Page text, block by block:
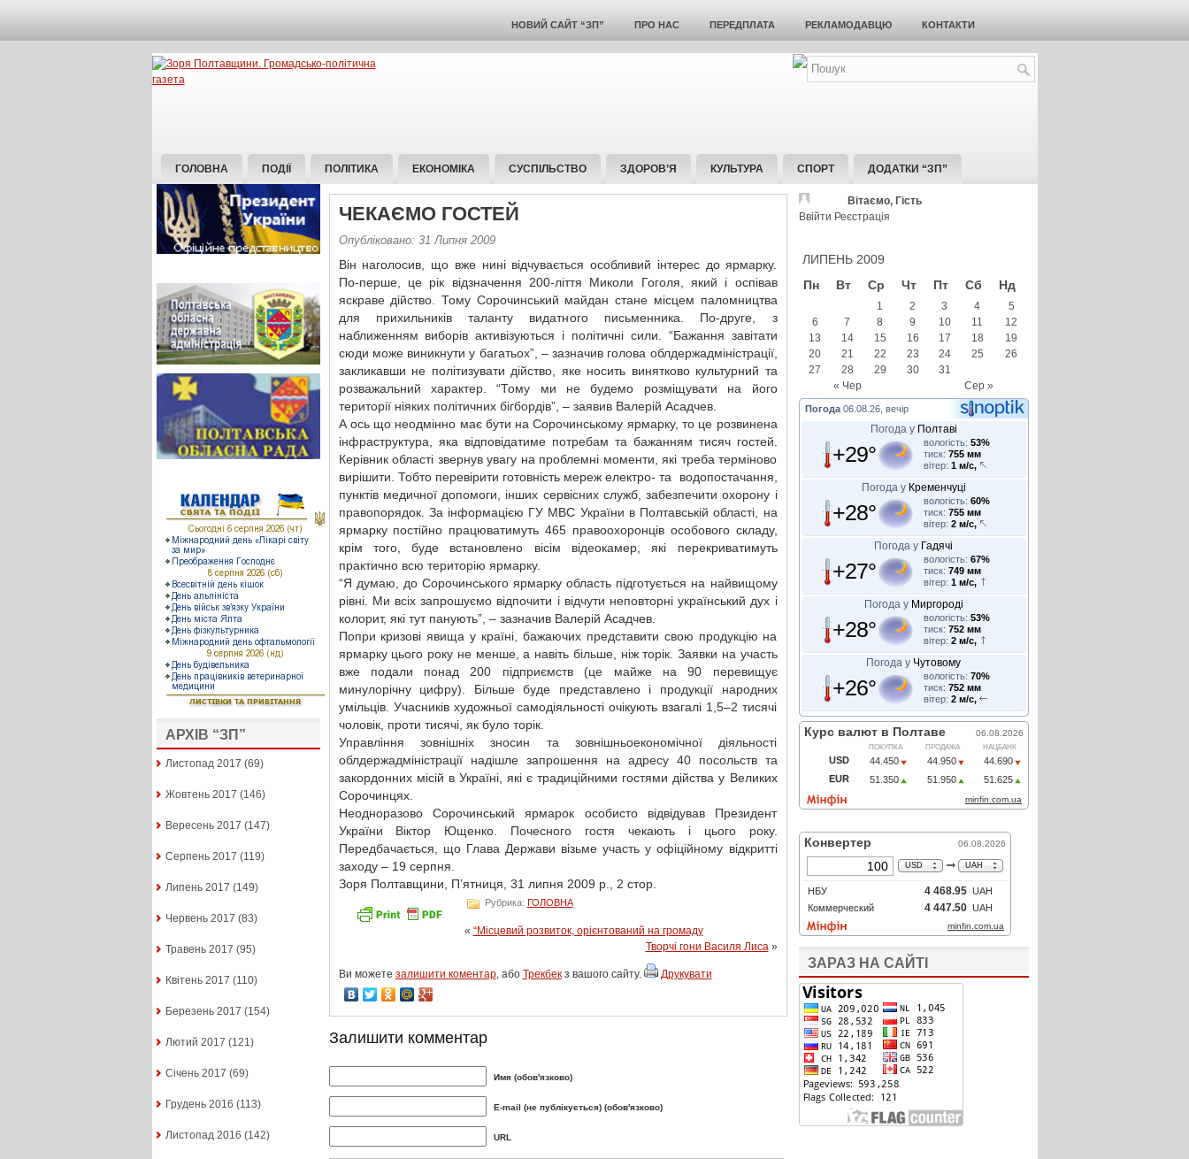
НОВИЙ САЙТ “ЗП” ПРО НАС ПЕРЕДПЛАТА РЕКЛАМОДАВЦЮ КОНТАКТИ
ГОЛОВНА ПОДІЇ ПОЛІТИКА ЕКОНОМІКА СУСПІЛЬСТВО ЗДОРОВ’Я КУЛЬТУРА СПОРТ ДОДАТКИ “ЗП”
АРХІВ “ЗП”
Листопад 2017 (69)
Жовтень 2017 (146)
Вересень 2017 (147)
Серпень 2017 (119)
Липень 2017 (149)
Червень 2017 (83)
Травень 2017 (95)
Квітень 2017 (110)
Березень 2017 (154)
Лютий 2017 (121)
Січень 2017 (69)
Грудень 2016 (113)
Листопад 2016 (142)
ЧЕКАЄМО ГОСТЕЙ
Опубліковано: 31 Липня 2009
Він наголосив, що вже нині відчувається особливий інтерес до ярмарку.
По-перше, це рік відзначення 200-ліття Миколи Гоголя, який і оспівав
яскраве дійство. Тому Сорочинський майдан стане місцем паломництва
для прихильників таланту видатного письменника. По-друге, з
наближенням виборів активізуються і політичні сили. “Бажання завітати
сюди може виникнути у багатьох”, – зазначив голова облдержадміністрації,
закликавши не політизувати дійство, яке носить винятково культурний та
розважальний характер. “Тому ми не будемо розміщувати на його
території ніяких політичних бігбордів”, – заявив Валерій Асадчев.
А ось що неодмінно має бути на Сорочинському ярмарку, то це розвинена
інфраструктура, яка відповідатиме потребам та бажанням тисяч гостей.
Керівник області звернув увагу на проблемні моменти, які треба терміново
вирішити. Тобто перевірити готовність мереж електро- та водопостачання,
пунктів медичної допомоги, інших сервісних служб, забезпечити охорону і
правопорядок. За інформацією ГУ МВС України в Полтавській області, на
ярмарку постійно працюватимуть 465 правоохоронців особового складу,
крім того, буде встановлено вісім відеокамер, які перекриватимуть
практично всю територію ярмарку.
“Я думаю, до Сорочинського ярмарку область підготується на найвищому
рівні. Ми всіх запрошуємо відпочити і відчути неповторні український дух і
колорит, які тут панують”, – зазначив Валерій Асадчев.
Попри кризові явища у країні, бажаючих представити свою продукцію на
ярмарку цього року не менше, а навіть більше, ніж торік. Заявки на участь
вже подали понад 200 підприємств (це майже на 90 перевищує
минулорічну цифру). Більше буде представлено і продукції народних
умільців. Учасників художньої самодіяльності очікують взагалі 1,5–2 тисячі
чоловік, проти тисячі, як було торік.
Управління зовнішніх зносин та зовнішньоекономічної діяльності
облдержадміністрації надішле запрошення на адресу 40 посольств та
закордонних місій в Україні, які є традиційними гостями дійства у Великих
Сорочинцях.
Неодноразово Сорочинський ярмарок особисто відвідував Президент
України Віктор Ющенко. Почесного гостя чекають і цього року.
Передбачається, що Глава Держави візьме участь у офіційному відкритті
заходу – 19 серпня.
Зоря Полтавщини, П’ятниця, 31 липня 2009 р., 2 стор.
Рубрика: ГОЛОВНА
« “Місцевий розвиток, орієнтований на громаду
Творчі гони Василя Лиса»
Ви можете залишити коментар, або Трекбекз вашого сайту. Друкувати
Залишити комментар
Имя (обов'язково)
E-mail (не публікується) (обов'язково)
URL
Вітаємо, Гість
Ввійти Реєстрація
ЛИПЕНЬ 2009
Пн
Вт Ср Чт Пт Сб Нд
« Чер Сер »
1 2 3 4
5
6
7 8 9 10 11
12
13
14 15 16 17 18
19
20
21 22 23 24 25
26
27
28 29 30 31
Погода 06.08.26, вечір
Погода у Полтаві
+29° вологість: 53%
тиск: 755 мм
вітер: 1 м/с,
Погода у Кременчуці
+28° вологість: 60%
тиск: 755 мм
вітер: 2 м/с,
Погода у Гадячі
+27° вологість: 67%
тиск: 749 мм
вітер: 1 м/с,
Погода у Миргороді
+28° вологість: 53%
тиск: 752 мм
вітер: 2 м/с,
Погода у Чутовому
+26° вологість: 70%
тиск: 752 мм
вітер: 2 м/с,
ЗАРАЗ НА САЙТІ